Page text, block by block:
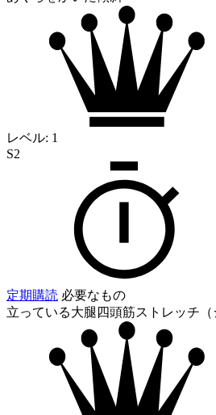
レベル: 1
S2
定期購読 必要なもの
立っている大腿四頭筋ストレッチ（